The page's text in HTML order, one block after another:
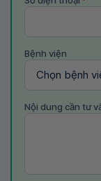
Bệnh viện
Nội dung cần tư